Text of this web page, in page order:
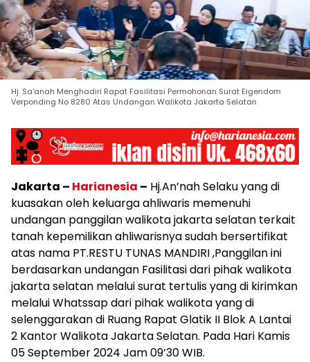
Hj. Sa'anah Menghadiri Rapat Fasilitasi Permohonan Surat Eigendom
Verponding No 8280 Atas Undangan Walikota Jakarta Selatan
Jakarta – Harianesia – Hj.An’nah Selaku yang di
kuasakan oleh keluarga ahliwaris memenuhi
undangan panggilan walikota jakarta selatan terkait
tanah kepemilikan ahliwarisnya sudah bersertifikat
atas nama PT.RESTU TUNAS MANDIRI ,Panggilan ini
berdasarkan undangan Fasilitasi dari pihak walikota
jakarta selatan melalui surat tertulis yang di kirimkan
melalui Whatssap dari pihak walikota yang di
selenggarakan di Ruang Rapat Glatik II Blok A Lantai
2 Kantor Walikota Jakarta Selatan. Pada Hari Kamis
05 September 2024 Jam 09’30 WIB.